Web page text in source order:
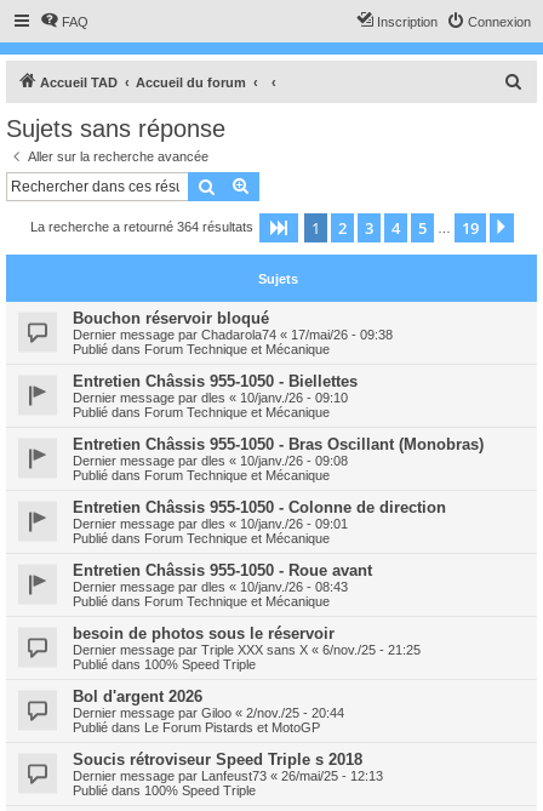
FAQ Connexion
Inscription
Accueil TAD Accueil du forum
c
Sujets sans réponse
Aller sur la recherche avancée
Rechercher
La recherche a retourné 364 résultats Page 1sur19
1 2 3 4 5 19
Sujets
Bouchon réservoir bloqué
Dernier message par Chadarola74 « 17/mai/26 - 09:38
Publié dans Forum Technique et Mécanique
Entretien Châssis 955-1050 - Biellettes
Dernier message par dles « 10/janv./26 - 09:10
Publié dans Forum Technique et Mécanique
Entretien Châssis 955-1050 - Bras Oscillant (Monobras)
Dernier message par dles « 10/janv./26 - 09:08
Publié dans Forum Technique et Mécanique
Entretien Châssis 955-1050 - Colonne de direction
Dernier message par dles « 10/janv./26 - 09:01
Publié dans Forum Technique et Mécanique
Entretien Châssis 955-1050 - Roue avant
Dernier message par dles « 10/janv./26 - 08:43
Publié dans Forum Technique et Mécanique
besoin de photos sous le réservoir
Dernier message par Triple XXX sans X « 6/nov./25 - 21:25
Publié dans 100% Speed Triple
Bol d'argent 2026
Dernier message par Giloo « 2/nov./25 - 20:44
Publié dans Le Forum Pistards et MotoGP
Soucis rétroviseur Speed Triple s 2018
Dernier message par Lanfeust73 « 26/mai/25 - 12:13
Publié dans 100% Speed Triple